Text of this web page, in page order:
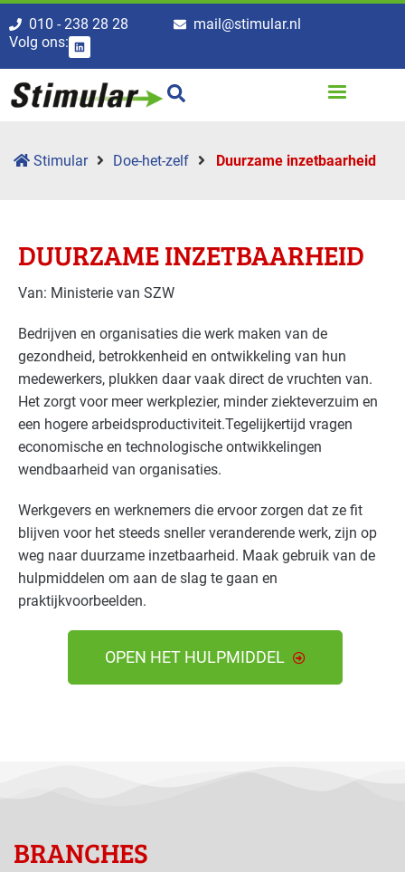
010 - 238 28 28
mail@stimular.nl
Volg ons:
Stimular Doe-het-zelf Duurzame inzetbaarheid
DUURZAME INZETBAARHEID
Van: Ministerie van SZW
Bedrijven en organisaties die werk maken van de
gezondheid, betrokkenheid en ontwikkeling van hun
medewerkers, plukken daar vaak direct de vruchten van.
Het zorgt voor meer werkplezier, minder ziekteverzuim en
een hogere arbeidsproductiviteit.Tegelijkertijd vragen
economische en technologische ontwikkelingen
wendbaarheid van organisaties.
Werkgevers en werknemers die ervoor zorgen dat ze fit
blijven voor het steeds sneller veranderende werk, zijn op
weg naar duurzame inzetbaarheid. Maak gebruik van de
hulpmiddelen om aan de slag te gaan en
praktijkvoorbeelden.
OPEN HET HULPMIDDEL
BRANCHES